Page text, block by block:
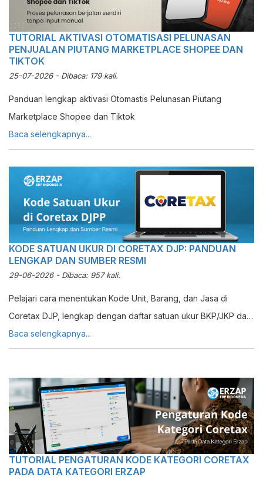
TUTORIAL AKTIVASI OTOMATISASI PELUNASAN
PENJUALAN PIUTANG MARKETPLACE SHOPEE DAN
TIKTOK
25-07-2026 - Dibaca: 179 kali.
Panduan lengkap aktivasi Otomastis Pelunasan Piutang
Marketplace Shopee dan Tiktok
Baca selengkapnya...
KODE SATUAN UKUR DI CORETAX DJP: PANDUAN
LENGKAP DAN SUMBER RESMI
29-06-2026 - Dibaca: 957 kali.
Pelajari cara menentukan Kode Unit, Barang, dan Jasa di
Coretax DJP, lengkap dengan daftar satuan ukur BKP/JKP dan
cara dapatkan kode resmi terbaru dari DJP.
Baca selengkapnya...
TUTORIAL PENGATURAN KODE KATEGORI CORETAX
PADA DATA KATEGORI ERZAP